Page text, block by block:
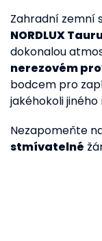
Zahradní zemní
NORDLUX
dokonalou
nerezovém
bodcem pro
jakéhokoli
Nezapomeňte
stmívatelné